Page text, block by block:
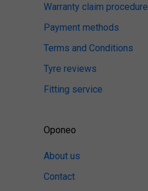
Warranty claim procedure
Payment methods
Terms and Conditions
Tyre reviews
Fitting service
Oponeo
About us
Contact